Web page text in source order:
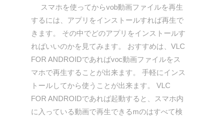
スマホを使ってからvob動画ファイルを再生
するには、アプリをインストールすれば再生で
きます。 その中でどのアプリをインストールす
ればいいのかを見てみます。 おすすめは、VLC
FOR ANDROIDであればvoc動画ファイルをス
マホで再生することが出来ます。 手軽にインス
トールしてから使うことが出来ます。 VLC
FOR ANDROIDであれば起動すると、スマホ内
に入っている動画で再生できるmのはすべて検